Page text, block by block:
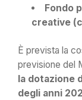
Fondo
creative
È prevista la
previsione del
la dotazione
degli anni